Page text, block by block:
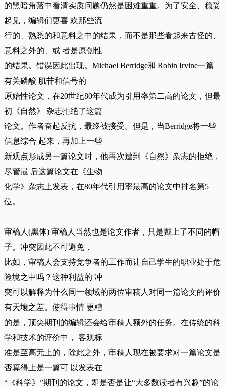
的黑暗角落中看清实质问题仍然是困难重重。为了安全、稳妥
起见，编辑们更喜 欢那些流
行的、熟悉的和意料之中的结果，而不是那些看起来古怪的、
意料之外的、或 者是原创性
的结果。错误因此出现。Michael Berridge和 Robin Irvine一篇
有关磷酸 肌苷和信号的
原始性论文，在20世纪80年代成为引用率第二高的论文，但最
初《自然》 杂志拒绝了这篇
论文。作者奋起反抗，最终被接受。但是，当Berridge将一些
信息综合 起来，再加上一些
新观点形成另一篇论文时，他再次遭到《自然》杂志的拒绝，
尽管最 后这篇论文在《生物
化学》杂志上发表，在80年代引用率最高的论文中排名第5
位。
审稿人(黑体) 审稿人当然也是论文作者，只是戴上了不同的帽
子。冲突因此不可避免，
比如，审稿人会支持竞争者的工作而让自己学生的职业处于危
险境之中吗？这种利益的 冲
突可以解释为什么同一领域的两位审稿人对同一篇论文的评价
有天壤之差。使得事情 更糟
的是，顶尖期刊的编辑还会给审稿人额外的任务。在传统的科
学和技术的评价中， 客观标
准是至高无上的，除此之外，审稿人现在被要求对一篇论文是
否算得上是一篇可 以发表在
“《科学》”期刊的论文，即是否是让“大多数读者有兴趣”的论